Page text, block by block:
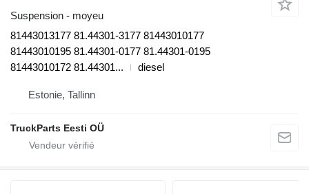
Suspension - moyeu
81443013177 81.44301-3177 81443010177
81443010195 81.44301-0177 81.44301-0195
81443010172 81.44301...
diesel
Estonie, Tallinn
TruckParts Eesti OÜ